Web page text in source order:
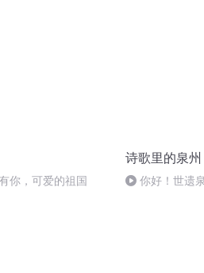
你，可爱的祖国
诗歌里的泉州
你好！世遗